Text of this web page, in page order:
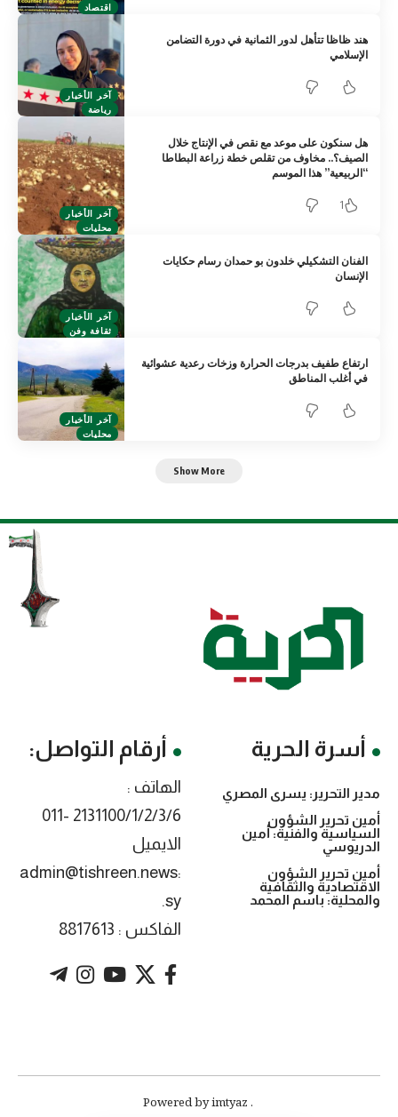
اقتصاد
آخر الأخبار
رياضة
هند ظاظا تتأهل لدور الثمانية في دورة التضامن
الإسلامي
آخر الأخبار
محليات
هل سنكون على موعد مع نقص في الإنتاج خلال
الصيف؟.. مخاوف من تقلص خطة زراعة البطاطا
“الربيعية” هذا الموسم
1
آخر الأخبار
ثقافة وفن
الفنان التشكيلي خلدون بو حمدان رسام حكايات
الإنسان
آخر الأخبار
محليات
ارتفاع طفيف بدرجات الحرارة وزخات رعدية عشوائية
في أغلب المناطق
Show More
أسرة الحرية
مدير التحرير: يسرى المصري
أمين تحرير الشؤون
السياسية والفنية: أمين
الدريوسي
أمين تحرير الشؤون
الاقتصادية والثقافية
والمحلية: باسم المحمد
أرقام التواصل:
الهاتف :
2131100/1/2/3/6 -011
الايميل
:admin@tishreen.news
.sy
الفاكس : 8817613
. Powered by imtyaz